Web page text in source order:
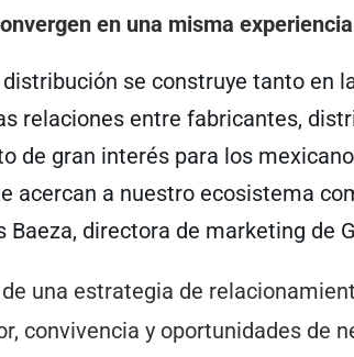
en una misma
se construye tanto en
relaciones entre fabricantes,
de gran interés para los
acercan a nuestro ecosistema
directora de marketing de
una estrategia de
convivencia y oportunidades de